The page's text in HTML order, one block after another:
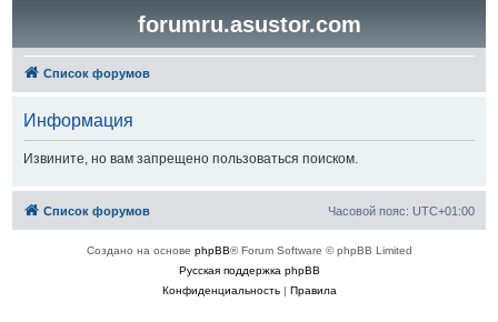
forumru.asustor.com
Список форумов
Информация
Извините, но вам запрещено пользоваться поиском.
Список форумов Часовой пояс: UTC+01:00
Создано на основе phpBB® Forum Software © phpBB Limited
Русская поддержка phpBB
Конфиденциальность| Правила